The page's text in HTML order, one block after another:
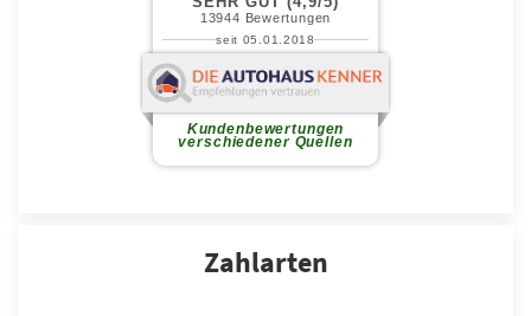
Zahlarten